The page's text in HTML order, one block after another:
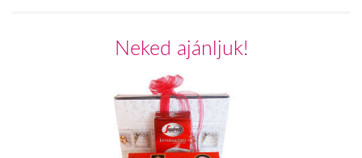
Neked ajánljuk!